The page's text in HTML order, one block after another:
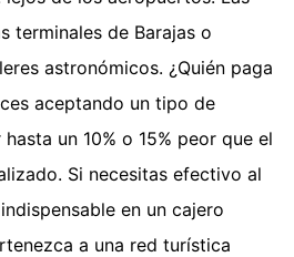
terminales de Barajas o
astronómicos. ¿Quién paga
aceptando un tipo de
un 10% o 15% peor que el
Si necesitas efectivo al
en un cajero
a una red turística